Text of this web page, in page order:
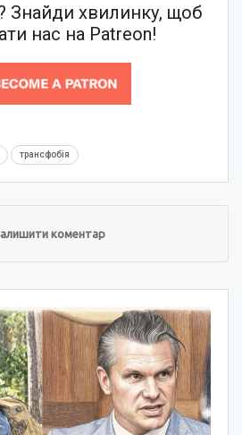
Знайди хвилинку, щоб
нас на Patreon!
трансфобія
коментар